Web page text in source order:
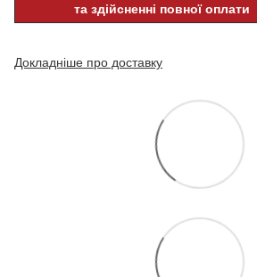
та здійсненні повної оплати
Докладніше про доставку